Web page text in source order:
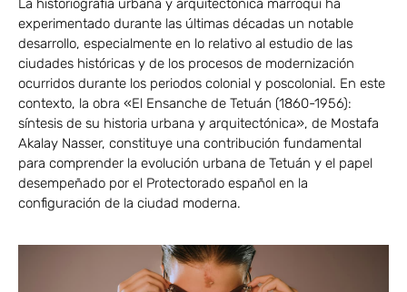
experimentado durante las últimas décadas un notable
desarrollo, especialmente en lo relativo al estudio de las
ciudades históricas y de los procesos de modernización
ocurridos durante los periodos colonial y poscolonial. En este
contexto, la obra «El Ensanche de Tetuán (1860-1956):
síntesis de su historia urbana y arquitectónica», de Mostafa
Akalay Nasser, constituye una contribución fundamental
para comprender la evolución urbana de Tetuán y el papel
desempeñado por el Protectorado español en la
configuración de la ciudad moderna.